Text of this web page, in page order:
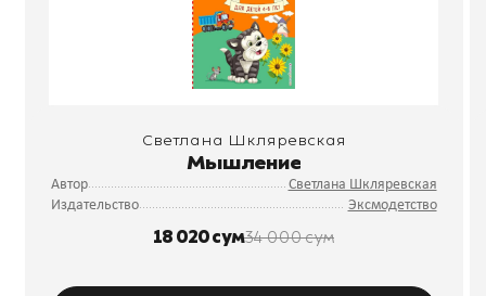
Светлана Шкляревская
Мышление
Автор
Светлана Шкляревская
Издательство
Эксмодетство
18 020 сум34 000 сум